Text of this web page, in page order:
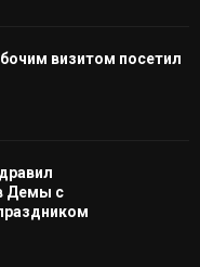
визитом посетил
Демы с